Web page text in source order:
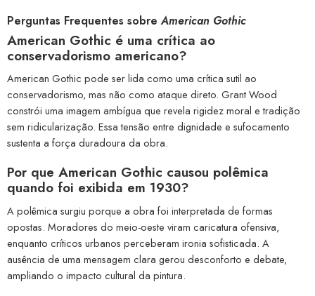
Perguntas Frequentes sobreAmerican Gothic
American Gothic é uma crítica ao
conservadorismo americano?
American Gothic pode ser lida como uma crítica sutil ao
conservadorismo, mas não como ataque direto. Grant Wood
constrói uma imagem ambígua que revela rigidez moral e tradição
sem ridicularização. Essa tensão entre dignidade e sufocamento
sustenta a força duradoura da obra.
Por que American Gothic causou polêmica
quando foi exibida em 1930?
A polêmica surgiu porque a obra foi interpretada de formas
opostas. Moradores do meio-oeste viram caricatura ofensiva,
enquanto críticos urbanos perceberam ironia sofisticada. A
ausência de uma mensagem clara gerou desconforto e debate,
ampliando o impacto cultural da pintura.